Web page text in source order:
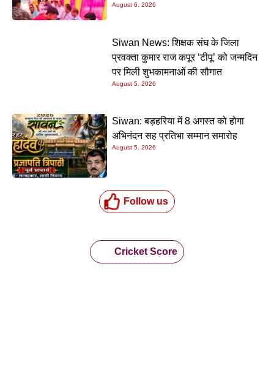
August 6, 2026
Siwan News: शिक्षक संघ के जिला
प्रवक्ता कुमार राज कपूर ‘टीपू’ को जन्मदिन
पर मिली शुभकामनाओं की सौगात
August 5, 2026
Siwan: बड़हरिया में 8 अगस्त को होगा
अभिनंदन सह प्रतिभा सम्मान समारोह
August 5, 2026
Follow us
Cricket Score